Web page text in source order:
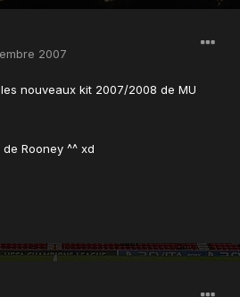
2007
nouveaux kit 2007/2008 de MU
Rooney ^^ xd